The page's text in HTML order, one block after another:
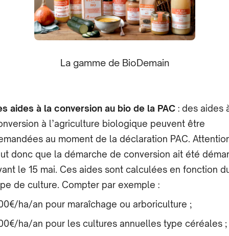
La gamme de BioDemain
aides à la conversion au bio de la PAC : des aides
à l’agriculture biologique peuvent être
au moment de la déclaration PAC.
donc que la démarche de conversion ait été
le 15 mai. Ces aides sont calculées en fonction
de culture. Compter par exemple :
ha/an pour maraîchage ou arboriculture ;
ha/an pour les cultures annuelles type céréales ;